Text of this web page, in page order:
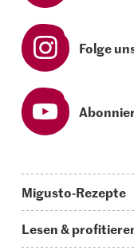
Folge
Migusto-Rezepte
Lesen &